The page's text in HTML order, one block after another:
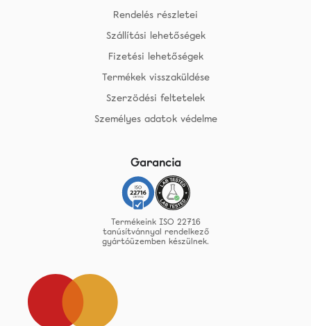
Rendelés részletei
Szállítási lehetőségek
Fizetési lehetőségek
Termékek visszaküldése
Szerzödési feltetelek
Személyes adatok védelme
Garancia
Termékeink ISO 22716
tanúsítvánnyal rendelkező
gyártóüzemben készülnek.